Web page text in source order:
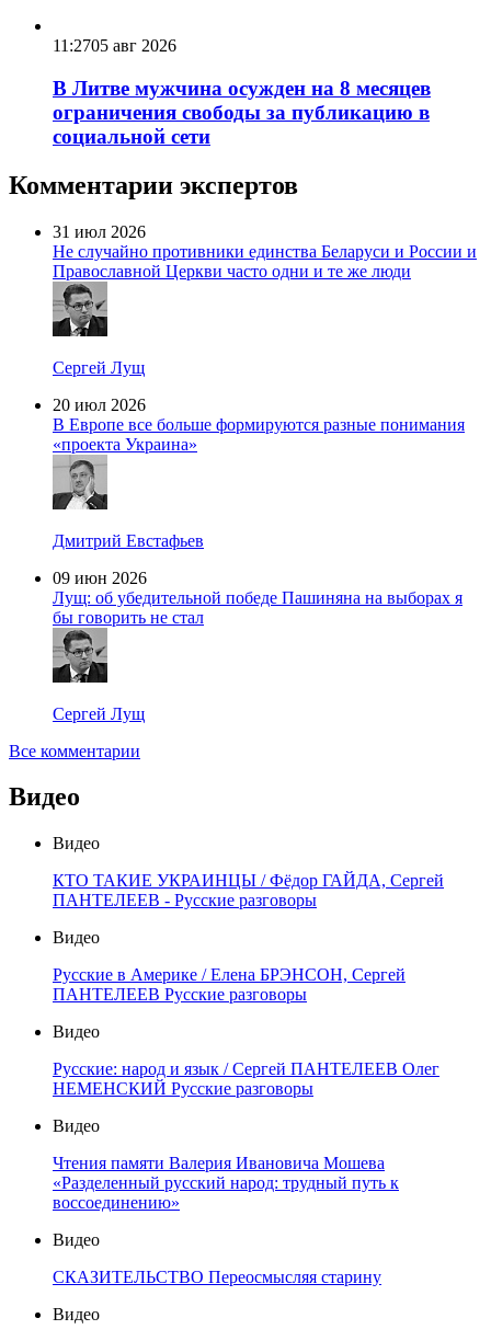
11:2705 авг 2026
В Литве мужчина осужден на 8 месяцев
ограничения свободы за публикацию в
социальной сети
Комментарии экспертов
31 июл 2026
Не случайно противники единства Беларуси и России и
Православной Церкви часто одни и те же люди
Сергей Лущ
20 июл 2026
В Европе все больше формируются разные понимания
«проекта Украина»
Дмитрий Евстафьев
09 июн 2026
Лущ: об убедительной победе Пашиняна на выборах я
бы говорить не стал
Сергей Лущ
Все комментарии
Видео
Видео
КТО ТАКИЕ УКРАИНЦЫ / Фёдор ГАЙДА, Сергей
ПАНТЕЛЕЕВ - Русские разговоры
Видео
Русские в Америке / Елена БРЭНСОН, Сергей
ПАНТЕЛЕЕВ Русские разговоры
Видео
Русские: народ и язык / Сергей ПАНТЕЛЕЕВ Олег
НЕМЕНСКИЙ Русские разговоры
Видео
Чтения памяти Валерия Ивановича Мошева
«Разделенный русский народ: трудный путь к
воссоединению»
Видео
СКАЗИТЕЛЬСТВО Переосмысляя старину
Видео